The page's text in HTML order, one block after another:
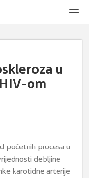
u
om
početnih procesa u
debljine
karotidne arterije